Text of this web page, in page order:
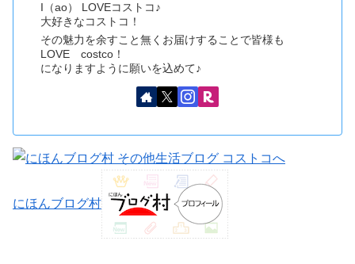
I（ao） LOVEコストコ♪
大好きなコストコ！
その魅力を余すこと無くお届けすることで皆様も
LOVE costco！
になりますように願いを込めて♪
にほんブログ村